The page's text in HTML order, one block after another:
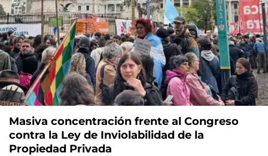
Masiva concentración frente al Congreso
contra la Ley de Inviolabilidad de la
Propiedad Privada